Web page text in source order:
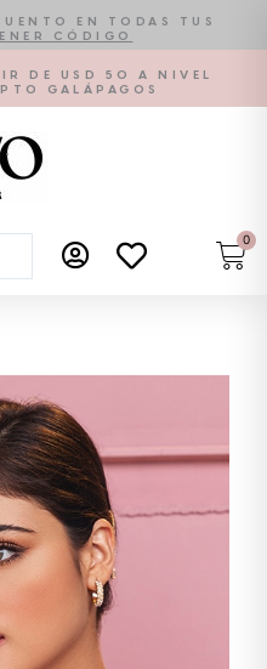
EN TODAS TUS
CÓDIGO
DE USD 50 A NIVEL
GALÁPAGOS
0